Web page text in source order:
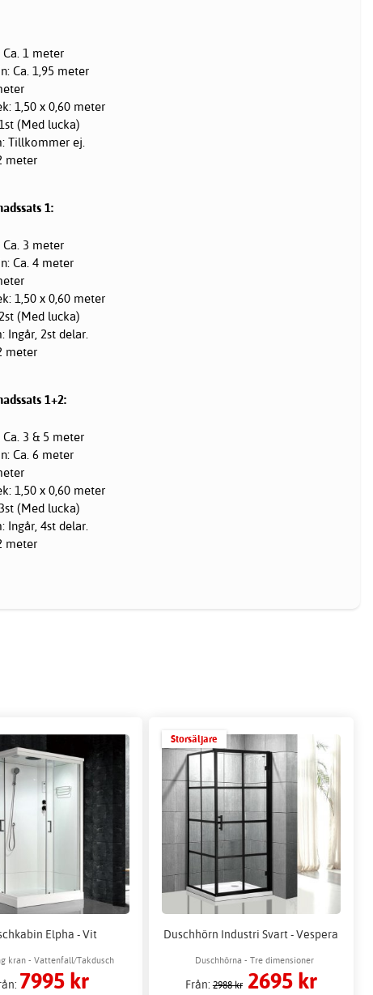
1 meter
Ca. 1,95 meter
1,50 x 0,60 meter
(Med lucka)
Tillkommer ej.
meter
1:
3 meter
Ca. 4 meter
1,50 x 0,60 meter
(Med lucka)
Ingår, 2st delar.
meter
1+2:
3 & 5 meter
Ca. 6 meter
1,50 x 0,60 meter
(Med lucka)
Ingår, 4st delar.
meter
Elpha - Vit
kran - Vattenfall/Takdusch
7995 kr
Storsäljare
Duschhörn Industri Svart - Vespera
Duschhörna - Tre dimensioner
Från:2988 kr 2695 kr